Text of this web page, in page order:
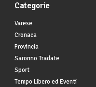
Categorie
Varese
Cronaca
Provincia
Saronno Tradate
Sport
Tempo Libero ed Eventi